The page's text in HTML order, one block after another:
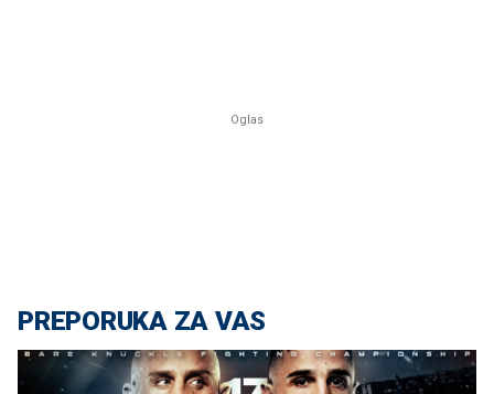
PREPORUKA ZA VAS